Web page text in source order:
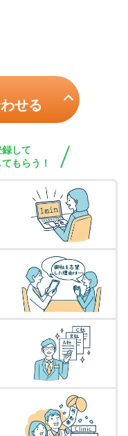
せる
して
もらう！